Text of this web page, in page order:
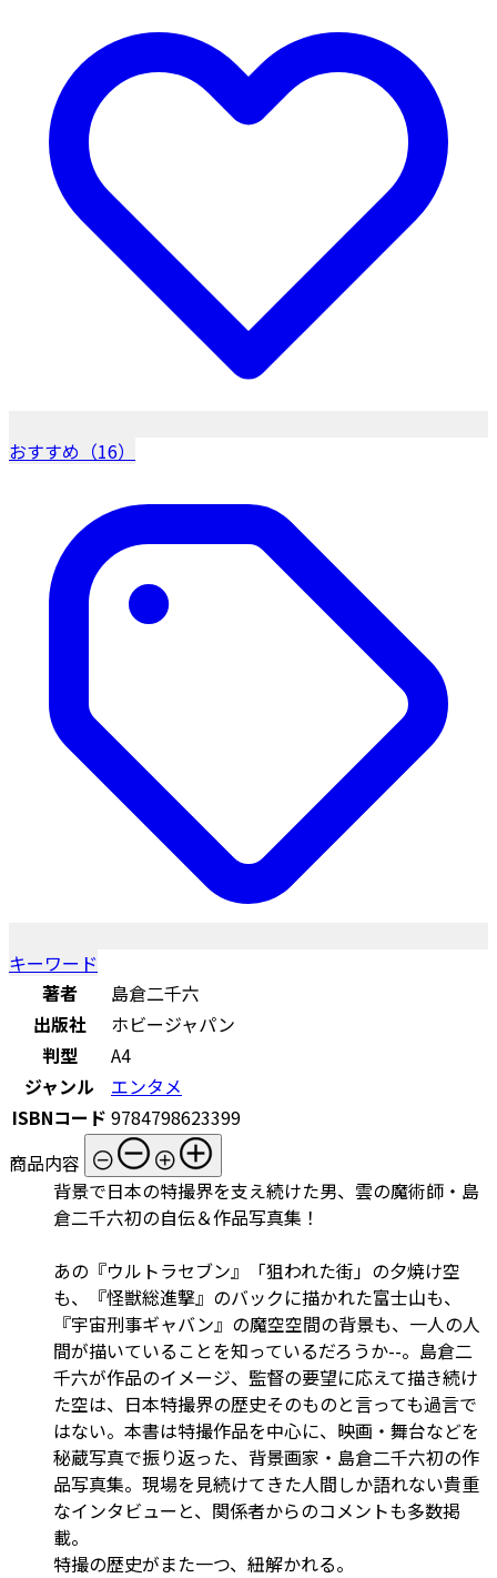
おすすめ（16）
キーワード
著者
島倉二千六
出版社
ホビージャパン
判型
A4
ジャンル
エンタメ
ISBNコード 9784798623399
商品内容
背景で日本の特撮界を支え続けた男、雲の魔術師・島
倉二千六初の自伝＆作品写真集！
あの『ウルトラセブン』「狙われた街」の夕焼け空
も、『怪獣総進撃』のバックに描かれた富士山も、
『宇宙刑事ギャバン』の魔空空間の背景も、一人の人
間が描いていることを知っているだろうか--。島倉二
千六が作品のイメージ、監督の要望に応えて描き続け
た空は、日本特撮界の歴史そのものと言っても過言で
はない。本書は特撮作品を中心に、映画・舞台などを
秘蔵写真で振り返った、背景画家・島倉二千六初の作
品写真集。現場を見続けてきた人間しか語れない貴重
なインタビューと、関係者からのコメントも多数掲
載
特撮の歴史がまた一つ、紐解かれる。